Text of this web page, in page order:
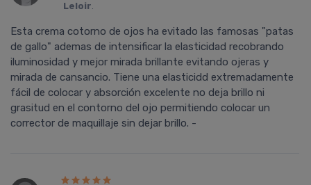
Leloir.
Esta crema cotorno de ojos ha evitado las famosas "patas
de gallo" ademas de intensificar la elasticidad recobrando
iluminosidad y mejor mirada brillante evitando ojeras y
mirada de cansancio. Tiene una elasticidd extremadamente
fácil de colocar y absorción excelente no deja brillo ni
grasitud en el contorno del ojo permitiendo colocar un
corrector de maquillaje sin dejar brillo. -